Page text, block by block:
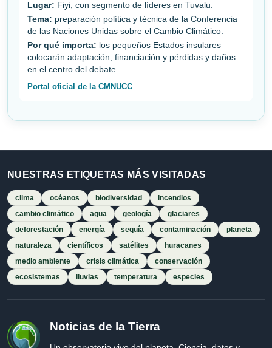
Lugar: Fiyi, con segmento de líderes en Tuvalu.
Tema: preparación política y técnica de la Conferencia
de las Naciones Unidas sobre el Cambio Climático.
Por qué importa: los pequeños Estados insulares
colocarán adaptación, financiación y pérdidas y daños
en el centro del debate.
Portal oficial de la CMNUCC
NUESTRAS ETIQUETAS MÁS VISITADAS
clima océanos biodiversidad
incendios
cambio climático
agua geología
glaciares
deforestación
energía sequía contaminación
planeta
naturaleza
científicos satélites
huracanes
medio ambiente
crisis climática
conservación
ecosistemas
lluvias temperatura especies
Noticias de la Tierra